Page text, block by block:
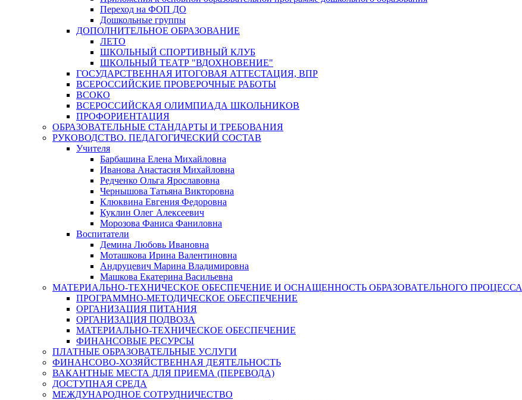
Переход на ФОП ДО
Дошкольные группы
ДОПОЛНИТЕЛЬНОЕ ОБРАЗОВАНИЕ
ЛЕТО
ШКОЛЬНЫЙ СПОРТИВНЫЙ КЛУБ
ШКОЛЬНЫЙ ТЕАТР "ВДОХНОВЕНИЕ"
ГОСУДАРСТВЕННАЯ ИТОГОВАЯ АТТЕСТАЦИЯ, ВПР
ВСЕРОССИЙСКИЕ ПРОВЕРОЧНЫЕ РАБОТЫ
ВСОКО
ВСЕРОССИЙСКАЯ ОЛИМПИАДА ШКОЛЬНИКОВ
ПРОФОРИЕНТАЦИЯ
ОБРАЗОВАТЕЛЬНЫЕ СТАНДАРТЫ И ТРЕБОВАНИЯ
РУКОВОДСТВО. ПЕДАГОГИЧЕСКИЙ СОСТАВ
Учителя
Барбашина Елена Михайловна
Иванова Анастасия Михайловна
Редченко Ольга Ярославовна
Чернышова Татьяна Викторовна
Клюквина Евгения Федоровна
Куклин Олег Алексеевич
Морозова Фаниса Фаниловна
Воспитатели
Демина Любовь Ивановна
Моташкова Ирина Валентиновна
Андруцевич Марина Владимировна
Машкова Екатерина Васильевна
МАТЕРИАЛЬНО-ТЕХНИЧЕСКОЕ ОБЕСПЕЧЕНИЕ И ОСНАЩЕННОСТЬ ОБРАЗОВАТЕЛЬНОГО ПРОЦЕССА
ПРОГРАММНО-МЕТОДИЧЕСКОЕ ОБЕСПЕЧЕНИЕ
ОРГАНИЗАЦИЯ ПИТАНИЯ
ОРГАНИЗАЦИЯ ПОДВОЗА
МАТЕРИАЛЬНО-ТЕХНИЧЕСКОЕ ОБЕСПЕЧЕНИЕ
ФИНАНСОВЫЕ РЕСУРСЫ
ПЛАТНЫЕ ОБРАЗОВАТЕЛЬНЫЕ УСЛУГИ
ФИНАНСОВО-ХОЗЯЙСТВЕННАЯ ДЕЯТЕЛЬНОСТЬ
ВАКАНТНЫЕ МЕСТА ДЛЯ ПРИЕМА (ПЕРЕВОДА)
ДОСТУПНАЯ СРЕДА
МЕЖДУНАРОДНОЕ СОТРУДНИЧЕСТВО